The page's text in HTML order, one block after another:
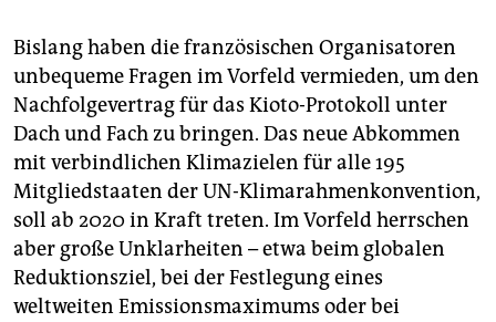
Bislang haben die französischen Organisatoren
unbequeme Fragen im Vorfeld vermieden, um den
Nachfolgevertrag für das Kioto-Protokoll unter
Dach und Fach zu bringen. Das neue Abkommen
mit verbindlichen Klimazielen für alle 195
Mitgliedstaaten der UN-Klimarahmenkonvention,
soll ab 2020 in Kraft treten. Im Vorfeld herrschen
aber große Unklarheiten – etwa beim globalen
Reduktionsziel, bei der Festlegung eines
weltweiten Emissionsmaximums oder bei